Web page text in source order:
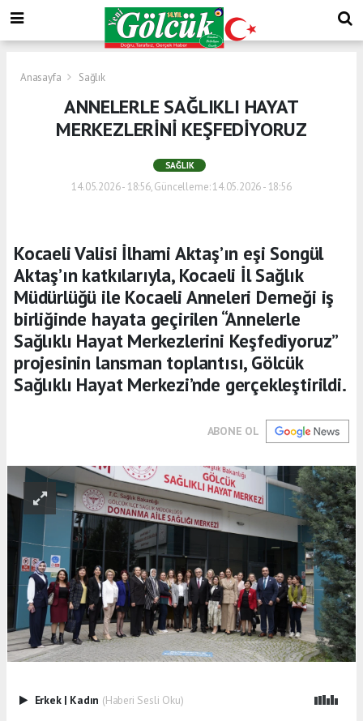
Anasayfa Sağlık
ANNELERLE SAĞLIKLI HAYAT
MERKEZLERİNİ KEŞFEDİYORUZ
SAĞLIK
14.05.2026 - 18:56, Güncelleme: 14.05.2026 - 18:56
Kocaeli Valisi İlhami Aktaş’ın eşi Songül
Aktaş’ın katkılarıyla, Kocaeli İl Sağlık
Müdürlüğü ile Kocaeli Anneleri Derneği iş
birliğinde hayata geçirilen “Annelerle
Sağlıklı Hayat Merkezlerini Keşfediyoruz”
projesinin lansman toplantısı, Gölcük
Sağlıklı Hayat Merkezi’nde gerçekleştirildi.
ABONE OL
Erkek | Kadın (Haberi Sesli Oku)